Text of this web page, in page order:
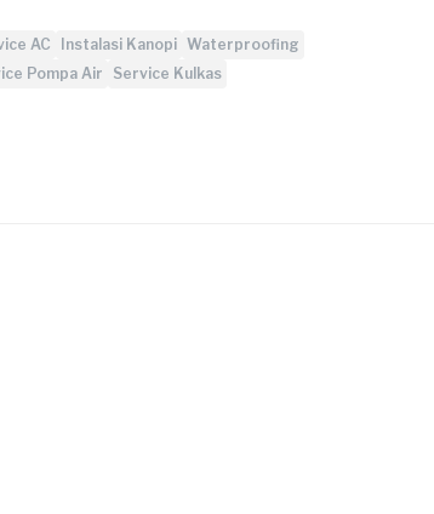
AC Instalasi Kanopi Waterproofing
Pompa Air Service Kulkas